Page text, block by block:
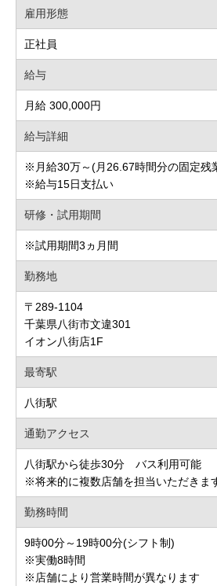
雇用形態
正社員
給与
月給 300,000円
給与詳細
※月給30万～(月26.67時間分の固定残
※給与15日支払い
研修・試用期間
※試用期間3ヵ月間
勤務地
〒289-1104
千葉県八街市文違301
イオン八街店1F
最寄駅
八街駅
通勤アクセス
八街駅から徒歩30分 バス利用可能
※将来的に複数店舗を担当いただきま
勤務時間
9時00分～19時00分(シフト制)
※実働8時間
※店舗により営業時間が異なります